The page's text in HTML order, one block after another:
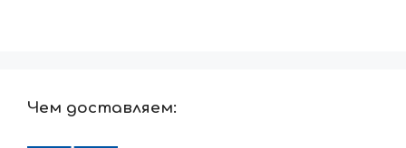
Чем доставляем: